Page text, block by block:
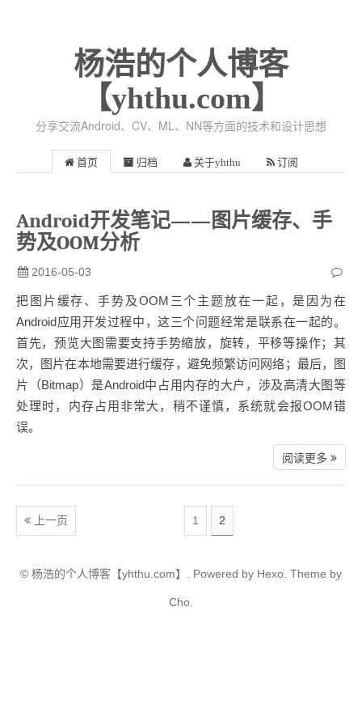
杨浩的个人博客
【yhthu.com】
分享交流Android、CV、ML、NN等方面的技术和设计思想
首页 归档 关于yhthu 订阅
Android开发笔记——图片缓存、手
势及OOM分析
2016-05-03
把图片缓存、手势及OOM三个主题放在一起，是因为在
Android应用开发过程中，这三个问题经常是联系在一起的。
首先，预览大图需要支持手势缩放，旋转，平移等操作；其
次，图片在本地需要进行缓存，避免频繁访问网络；最后，图
片（Bitmap）是Android中占用内存的大户，涉及高清大图等
处理时，内存占用非常大，稍不谨慎，系统就会报OOM错
误。
阅读更多
上一页 1 2
© 杨浩的个人博客【yhthu.com】. Powered by Hexo. Theme by
Cho.